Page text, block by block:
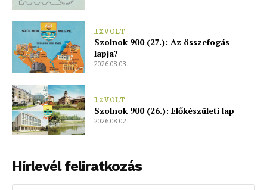
1XVOLT
Szolnok 900 (27.): Az összefogás
lapja?
2026.08.03.
1XVOLT
Szolnok 900 (26.): Előkészületi lap
2026.08.02.
Hírlevél feliratkozás